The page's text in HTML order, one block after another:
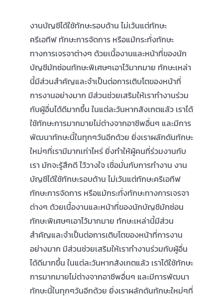
งานบัญชีได้ใช้ทักษะรอบด้าน ไม่เว้นแต่ทักษะ
ครีเอทีฟ ทักษะการจัดการ หรือแม้กระทั่งทักษะ
ทางการเจรจาต่างๆ ด้วยเนื้องานและหน้าที่ของนัก
บัญชีมักซ่อนทักษะพิเศษๆเอาไว้มากมาย ทักษะเหล่า
นี้มีส่วนสำคัญและจำเป็นต่อการเติบโตของหน้าที่
การงานอย่างมาก มีส่วนช่วยเสริมให้เราทำงานร่วม
กับผู้อื่นได้ดีมากขึ้น ในแต่ละวันหากสังเกตแล้ว เราได้
ใช้ทักษะการมากมายไม่ต่างจากอาชีพอื่นๆ และมีการ
พัฒนาทักษะนี้ในทุกๆวันอีกด้วย ยิ่งเราผลักดันทักษะ
ใหม่ๆที่เรามีมากเท่าไหร่ ยิ่งทำให้ผู้คนที่ร่วมงานกับ
เรา มักจะรู้สึกดี ไว้วางใจ เชื่อมั่นกับการทำงาน งาน
บัญชีได้ใช้ทักษะรอบด้าน ไม่เว้นแต่ทักษะครีเอทีฟ
ทักษะการจัดการ หรือแม้กระทั่งทักษะทางการเจรจา
ต่างๆ ด้วยเนื้องานและหน้าที่ของนักบัญชีมักซ่อน
ทักษะพิเศษๆเอาไว้มากมาย ทักษะเหล่านี้มีส่วน
สำคัญและจำเป็นต่อการเติบโตของหน้าที่การงาน
อย่างมาก มีส่วนช่วยเสริมให้เราทำงานร่วมกับผู้อื่น
ได้ดีมากขึ้น ในแต่ละวันหากสังเกตแล้ว เราได้ใช้ทักษะ
การมากมายไม่ต่างจากอาชีพอื่นๆ และมีการพัฒนา
ทักษะนี้ในทุกๆวันอีกด้วย ยิ่งเราผลักดันทักษะใหม่ๆที่